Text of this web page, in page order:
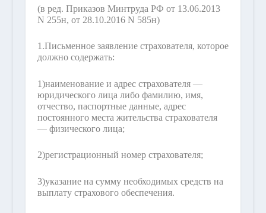
(в ред. Приказов Минтруда РФ от 13.06.2013
N 255н, от 28.10.2016 N 585н)
1.Письменное заявление страхователя, которое
должно содержать:
1)наименование и адрес страхователя —
юридического лица либо фамилию, имя,
отчество, паспортные данные, адрес
постоянного места жительства страхователя
— физического лица;
2)регистрационный номер страхователя;
3)указание на сумму необходимых средств на
выплату страхового обеспечения.